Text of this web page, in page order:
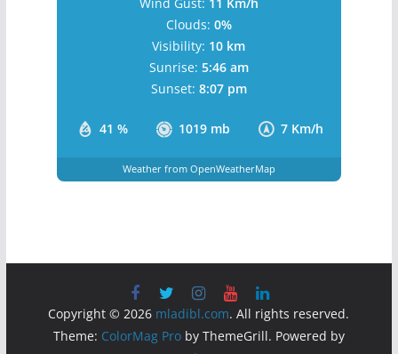
41 % 1019 mb 7 Km/h
Clouds: 0%
Visibility: 10 km
Sunrise: 5:46 am
Sunset: 8:07 pm
Weather from OpenWeatherMap
Copyright © 2026 mladibl.com. All rights reserved.
Theme: ColorMag Proby ThemeGrill. Powered by